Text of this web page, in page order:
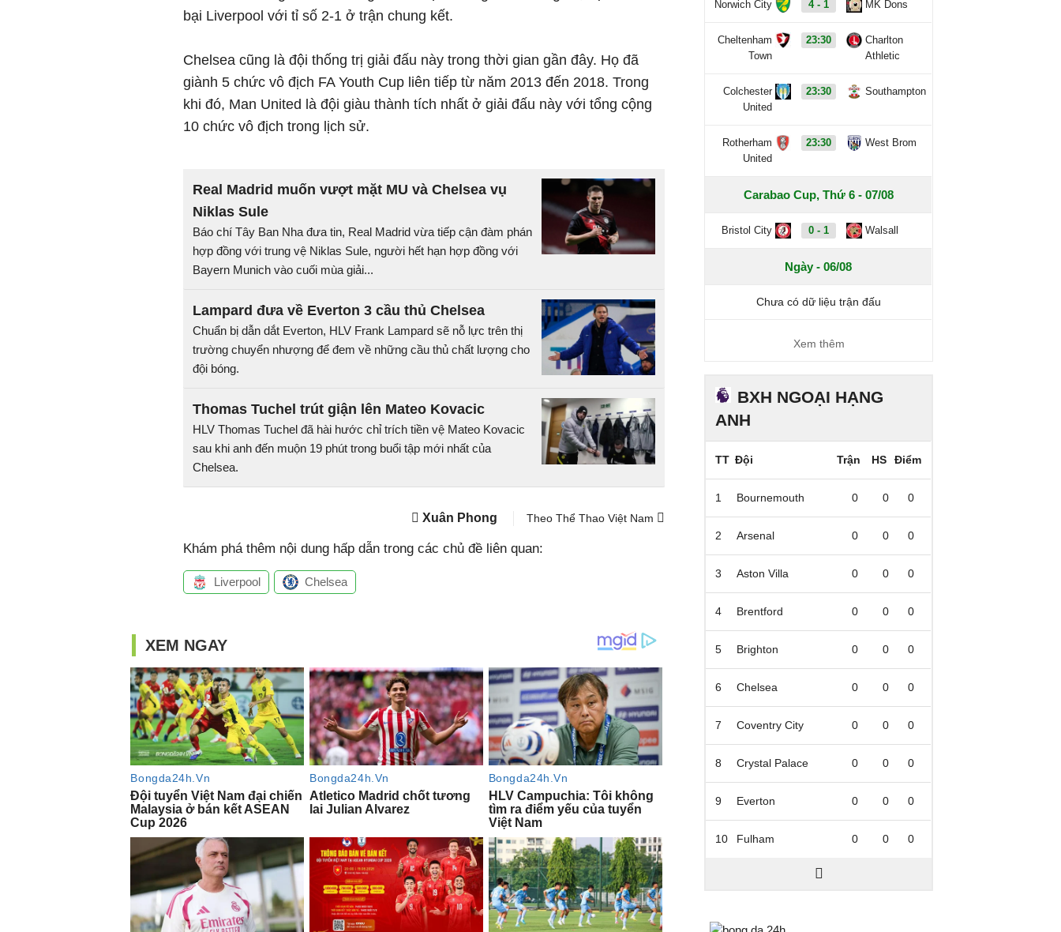
bại Liverpool với tỉ số 2-1 ở trận chung kết.
Chelsea cũng là đội thống trị giải đấu này trong thời gian gần đây. Họ đã
giành 5 chức vô địch FA Youth Cup liên tiếp từ năm 2013 đến 2018. Trong
khi đó, Man United là đội giàu thành tích nhất ở giải đấu này với tổng cộng
10 chức vô địch trong lịch sử.
Real Madrid muốn vượt mặt MU và Chelsea vụ
Niklas Sule
Báo chí Tây Ban Nha đưa tin, Real Madrid vừa tiếp cận đàm phán
hợp đồng với trung vệ Niklas Sule, người hết hạn hợp đồng với
Bayern Munich vào cuối mùa giải...
Lampard đưa về Everton 3 cầu thủ Chelsea
Chuẩn bị dẫn dắt Everton, HLV Frank Lampard sẽ nỗ lực trên thị
trường chuyển nhượng để đem về những cầu thủ chất lượng cho
đội bóng.
Thomas Tuchel trút giận lên Mateo Kovacic
HLV Thomas Tuchel đã hài hước chỉ trích tiền vệ Mateo Kovacic
sau khi anh đến muộn 19 phút trong buổi tập mới nhất của
Chelsea.
Xuân Phong Theo Thể Thao Việt Nam
Khám phá thêm nội dung hấp dẫn trong các chủ đề liên quan:
Liverpool Chelsea
Norwich City 4 - 1 MK Dons
Cheltenham
Town
23:30
Charlton
Athletic
Colchester
United
23:30 Southampton
Rotherham
United
23:30 West Brom
Carabao Cup, Thứ 6 - 07/08
Bristol City 0 - 1 Walsall
Ngày - 06/08
Chưa có dữ liệu trận đấu
Xem thêm
BXH NGOẠI HẠNG
ANH
TT Đội Trận HS Điểm
1 Bournemouth 0 0 0
2 Arsenal 0 0 0
3 Aston Villa 0 0 0
4 Brentford 0 0 0
5 Brighton 0 0 0
6 Chelsea 0 0 0
7 Coventry City 0 0 0
8 Crystal Palace 0 0 0
9 Everton 0 0 0
10 Fulham 0 0 0